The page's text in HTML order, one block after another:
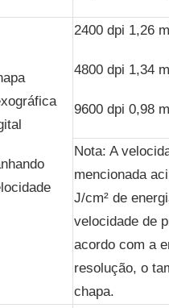
2400 dpi 1,26
4800 dpi 1,34
9600 dpi 0,98
Nota: A
mencionada
J/cm² de
velocidade de
acordo com a
resolução, o
chapa.